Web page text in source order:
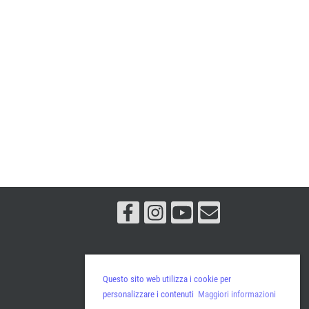
Questo sito web utilizza i cookie per
personalizzare i contenuti Maggiori informazioni